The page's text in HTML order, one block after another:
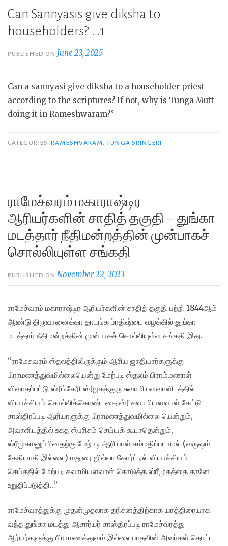
Can Sannyasis give diksha to
householders? …1
PUBLISHED ON June 23, 2025
Can a sannyasi give diksha to a householder priest
according to the scriptures? If not, why is Tunga Mutt
doing it in Rameshwaram?”
CATEGORIES RAMESHVARAM,TUNGA SRINGERI
ராமேச்வரம் மகாராஷ்டிர
ஆரியர்களின் சாதித் தகுதி – துங்கா
மடத்தார் நீதிமன்றத்தின் முன்பாகச்
சொல்லியுள்ள சங்கதி
PUBLISHED ONNovember 22, 2023
ராமேச்வரம் மகாராஷ்டிர ஆரியர்களின் சாதித் தகுதி பற்றி 1844ஆம்
ஆண்டு திருவானைக்கா தாடங்க ப்ரதிஷ்டை வழக்கில் துங்கா
மடத்தார் நீதிமன்றத்தின் முன்பாகச் சொல்லியுள்ள சங்கதி இது.
“ராமேசுவரம் ஸ்தலத்திலிருக்கும் ஆரிய ஜாதியார்களுக்கு
பிராமணத்துவமில்லையென்று மேற்படி ஸ்தலம் பிராம்மணாள்
விவாதப்பட்டு ஸ்ரீங்கேரி ஸ்ரீஜகத்குரு சுவாமியளவாளிடத்தில்
வியாச்சியம் சொல்லிக்கொண்டதை ஸ்ரீ சுவாமியளவாள் கேட்டு
சாஸ்திரப்படி ஆரியாளுக்கு பிராமணத்துவமில்லை யென்றும்,
அவாளிடத்தில் உகத ஸ்பரிசம் செய்யக் கூடாதென்றும்,
ஸ்ரீமுகமனுப்பினதற்கு மேற்படி ஆரியாள் சம்மதிப்படாமல் (வருஷம்
தேதியாதி இல்லை) மதுரை ஜில்லா கோர்ட்டில் வியாச்சியம்
செய்ததில் மேற்படி சுவாமியளவாள் கொடுத்த ஸ்ரீமுகத்தை தானே
உறுதிப்படுத்தி…”
ராமேச்வரத்துக்கு முதன்முதலாக தரிசனத்திற்காக யாத்திரையாக
வந்த துங்கா மடத்து ஆசார்யர் சாஸ்திரப்படி ராமேச்வரத்து
ஆர்யர்களுக்கு பிராமணத்துவம் இல்லையாதலின் அவர்கள் தொட்ட